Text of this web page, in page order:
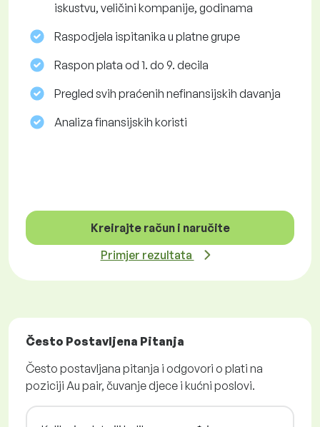
iskustvu, veličini kompanije, godinama
Raspodjela ispitanika u platne grupe
Raspon plata od 1. do 9. decila
Pregled svih praćenih nefinansijskih davanja
Analiza finansijskih koristi
Kreirajte račun i naručite
Primjer rezultata
Često Postavljena Pitanja
Često postavljana pitanja i odgovori o plati na
poziciji Au pair, čuvanje djece i kućni poslovi.